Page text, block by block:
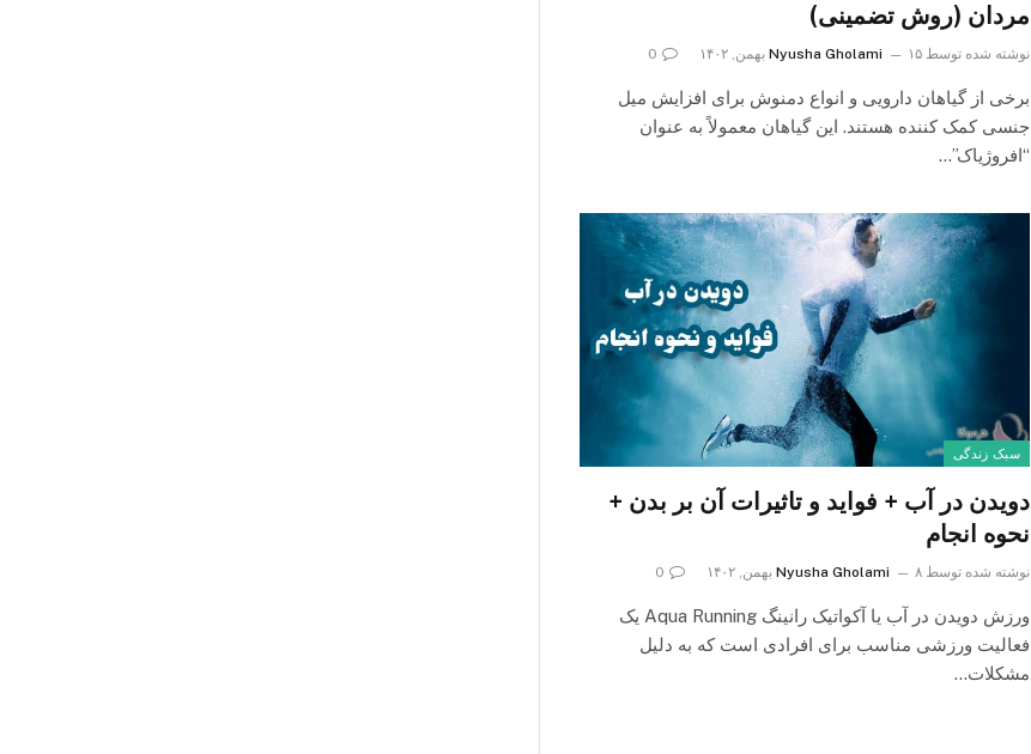
مردان (روش تضمینی)
نوشته شده توسط Nyusha Gholami ۱۵ بهمن, ۱۴۰۲ 0
برخی از گیاهان دارویی و انواع دمنوش برای افزایش میل
جنسی کمک کننده هستند. این گیاهان معمولاً به عنوان
“افروژیاک”…
سبک زندگی
دویدن در آب + فواید و تاثیرات آن بر بدن +
نحوه انجام
نوشته شده توسط Nyusha Gholami ۸ بهمن, ۱۴۰۲ 0
ورزش دویدن در آب یا آکواتیک رانینگ Aqua Running یک
فعالیت ورزشی مناسب برای افرادی است که به دلیل
مشکلات…